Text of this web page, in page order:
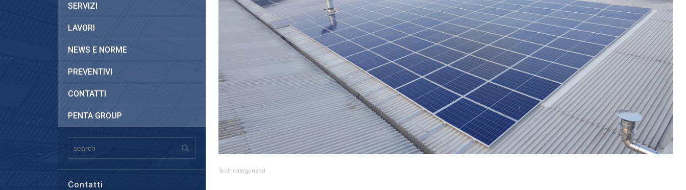
SERVIZI
LAVORI
NEWS E NORME
PREVENTIVI
CONTATTI
PENTA GROUP
Contatti
Uncategorized